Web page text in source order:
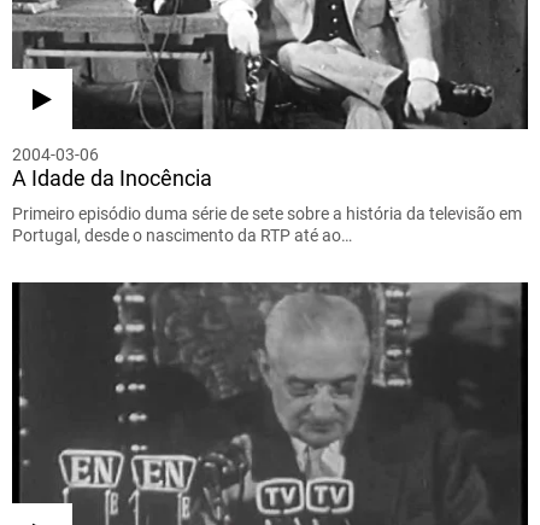
2004-03-06
A Idade da Inocência
Primeiro episódio duma série de sete sobre a história da televisão em
Portugal, desde o nascimento da RTP até ao…